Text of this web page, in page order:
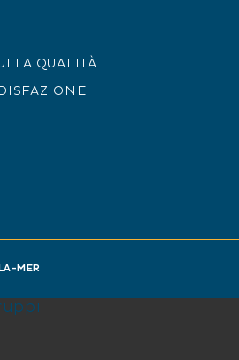
à mobilité réduite
QUALITÀ
MER